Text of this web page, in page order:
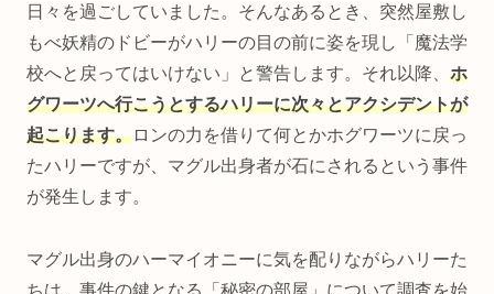
日々を過ごしていました。そんなあるとき、突然屋敷し
もべ妖精のドビーがハリーの目の前に姿を現し「魔法学
校へと戻ってはいけない」と警告します。それ以降、 ホ
グワーツへ行こうとするハリーに次々とアクシデントが
起こります。ロンの力を借りて何とかホグワーツに戻っ
たハリーですが、マグル出身者が石にされるという事件
が発生します。
マグル出身のハーマイオニーに気を配りながらハリーた
ちは、事件の鍵となる「秘密の部屋」について調査を始